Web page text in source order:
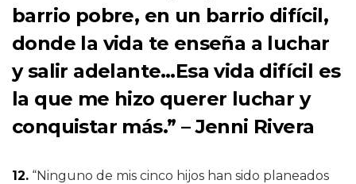
barrio pobre, en un barrio difícil,
donde la vida te enseña a luchar
y salir adelante…Esa vida difícil es
la que me hizo querer luchar y
conquistar más.” – Jenni Rivera
12. “Ninguno de mis cinco hijos han sido planeados